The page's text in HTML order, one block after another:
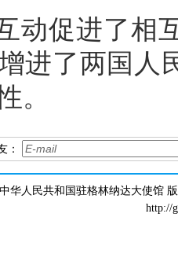
动促进了相
进了两国人
。
：
中华人民共和国驻格林纳达大使馆
http://